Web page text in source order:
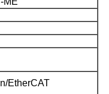
EtherCAT